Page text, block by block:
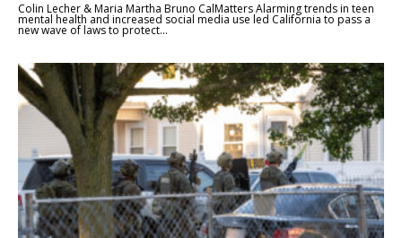
Colin Lecher & Maria Martha Bruno CalMatters Alarming trends in teen
mental health and increased social media use led California to pass a
new wave of laws to protect...